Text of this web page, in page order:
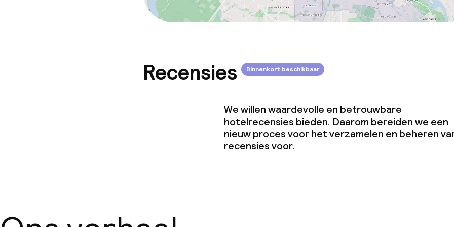
Recensies Binnenkort beschikbaar
We willen waardevolle en betrouwbare
hotelrecensies bieden. Daarom bereiden we een
nieuw proces voor het verzamelen en beheren
recensies voor.